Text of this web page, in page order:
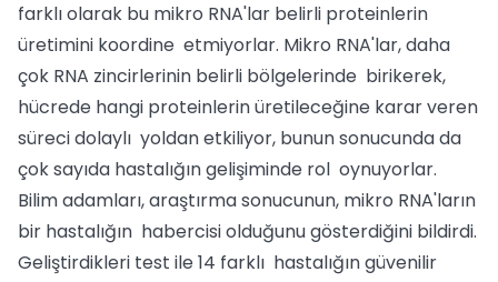
farklı olarak bu mikro RNA'lar belirli proteinlerin
üretimini koordine etmiyorlar. Mikro RNA'lar, daha
çok RNA zincirlerinin belirli bölgelerinde birikerek,
hücrede hangi proteinlerin üretileceğine karar veren
süreci dolaylı yoldan etkiliyor, bunun sonucunda da
çok sayıda hastalığın gelişiminde rol oynuyorlar.
Bilim adamları, araştırma sonucunun, mikro RNA'ların
bir hastalığın habercisi olduğunu gösterdiğini bildirdi.
Geliştirdikleri test ile 14 farklı hastalığın güvenilir